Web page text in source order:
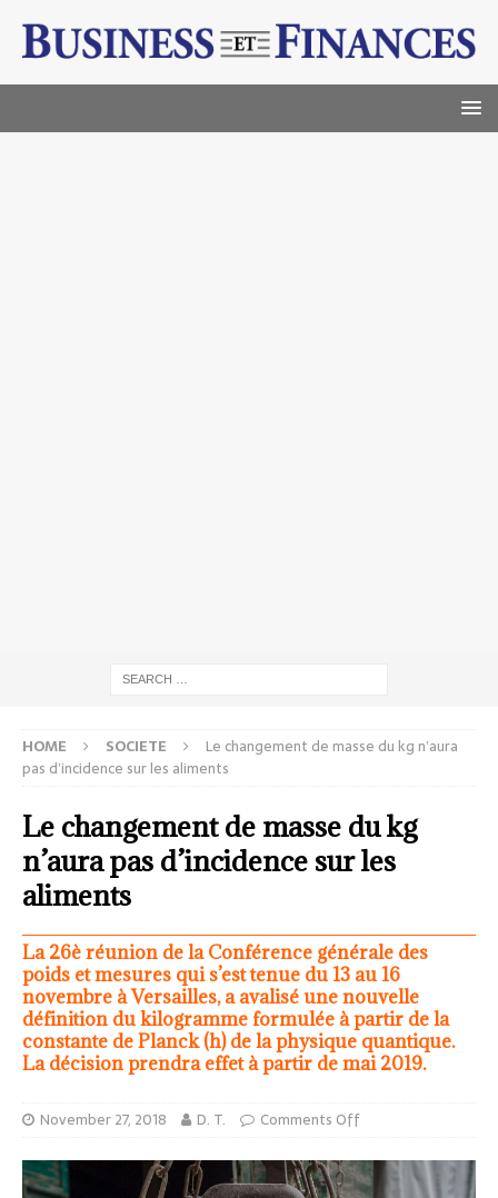
HOME SOCIETE
Le changement de masse du kg n’aura
pas d’incidence sur les aliments
Le changement de masse du kg
n’aura pas d’incidence sur les
aliments
La 26è réunion de la Conférence générale des
poids et mesures qui s’est tenue du 13 au 16
novembre à Versailles, a avalisé une nouvelle
définition du kilogramme formulée à partir de la
constante de Planck (h) de la physique quantique.
La décision prendra effet à partir de mai 2019.
November 27, 2018 D. T. Comments Off